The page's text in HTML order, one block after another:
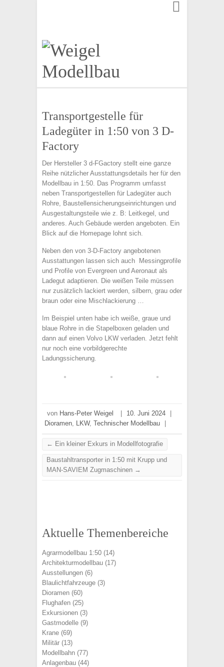
Transportgestelle für
Ladegüter in 1:50 von 3 D-
Factory
Der Hersteller 3 d-FGactory stellt eine ganze
Reihe nützlicher Ausstattungsdetails her für den
Modellbau in 1:50. Das Programm umfasst
neben Transportgestellen für Ladegüter auch
Rohre, Baustellensicherungseinrichtungen und
Ausgestaltungsteile wie z. B: Leitkegel, und
anderes. Auch Gebäude werden angeboten. Ein
Blick auf die Homepage lohnt sich.
Neben den von 3-D-Factory angebotenen
Ausstattungen lassen sich auch Messingprofile
und Profile von Evergreen und Aeronaut als
Ladegut adaptieren. Die weißen Teile müssen
nur zusätzlich lackiert werden, silbern, grau oder
braun oder eine Mischlackierung …
Im Beispiel unten habe ich weiße, graue und
blaue Rohre in die Stapelboxen geladen und
dann auf einen Volvo LKW verladen. Jetzt fehlt
nur noch eine vorbildgerechte
Ladungssicherung.
von Hans-Peter Weigel 10. Juni 2024
Dioramen, LKW, Technischer Modellbau
← Ein kleiner Exkurs in Modellfotografie
Baustahltransporter in 1:50 mit Krupp und
MAN-SAVIEM Zugmaschinen →
Aktuelle Themenbereiche
Agrarmodellbau 1:50 (14)
Architekturmodellbau (17)
Ausstellungen (6)
Blaulichtfahrzeuge (3)
Dioramen (60)
Flughafen (25)
Exkursionen (3)
Gastmodelle (9)
Krane (69)
Militär (13)
Modellbahn (77)
Anlagenbau (44)